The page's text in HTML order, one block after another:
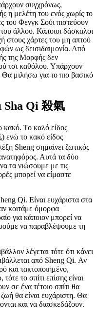
συγχρόνως,
η μελέτη του ενός χωρίς το
του Φενγκ Σούι πιστεύουν
άλλου. Κάποιοι δάσκαλοι
στους χάρτες του μη απτού
ως δεισιδαιμονία. Από
της Μορφής δεν
τσι καθόλου. Υπάρχουν
μιλήσω για το πιο βασικό
Sha Qi 殺氣
κακό. Το καλό είδος
ενώ το κακό είδος
Sheng σημαίνει ζωτικός
Αυτά τα δύο
τα νιώσουμε με τις
μπορεί να είμαστε
Qi. Είναι ευχάριστα στα
κοιτάμε όμορφα
για κάποιον μπορεί να
να παραβλέψουμε τη
λέγεται τότε ότι κάνει
από Sheng Qi. Αν
και τακτοποιημένο,
το σπίτι επίσης είναι
σε ένα τέτοιο σπίτι θα
ζωή θα είναι ευχάριστη. Θα
και να διασκεδάζουν.